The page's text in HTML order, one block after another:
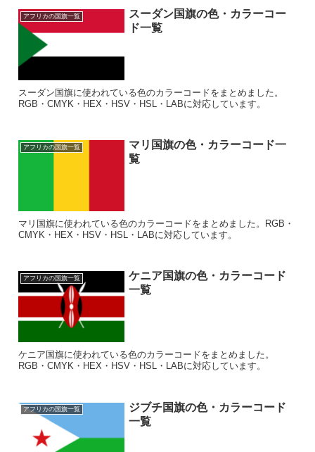
アフリカの国旗一覧
スーダン国旗の色・カラーコー
ド一覧
スーダン国旗に使われている色のカラーコードをまとめました。
RGB・CMYK・HEX・HSV・HSL・LABに対応しています。
アフリカの国旗一覧
マリ国旗の色・カラーコード一
覧
マリ国旗に使われている色のカラーコードをまとめました。RGB・
CMYK・HEX・HSV・HSL・LABに対応しています。
アフリカの国旗一覧
ケニア国旗の色・カラーコード
一覧
ケニア国旗に使われている色のカラーコードをまとめました。
RGB・CMYK・HEX・HSV・HSL・LABに対応しています。
アフリカの国旗一覧
ジブチ国旗の色・カラーコード
一覧